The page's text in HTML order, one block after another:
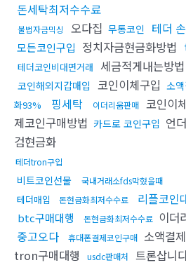
돈세탁최저수수료
불법자금믹싱 오다집 무통코인 테더
모든코인구입 정치자금현금화방법
테더코인비대면거래 세금적게내는방법
코인해외지갑매입 코인이체구입 소
화93%
핑세탁 이더리움판매 코인이
제코인구매방법 카드로 코인구입 언
검현금화
테더tron구입
비트코인선물 국내거래소fds막혔을때
테더매입 돈현금화최저수수료 리플코인
btc구매대행 돈현금화최저수수료 이더
중고오다
휴대폰결제코인구매 소액결
tron구매대행 usdc판매처 트론삽니